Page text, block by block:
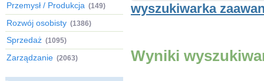
Przemysł / Produkcja (149)
Rozwój osobisty (1386)
Sprzedaż (1095)
Zarządzanie (2063)
wyszukiwarka
Wyniki